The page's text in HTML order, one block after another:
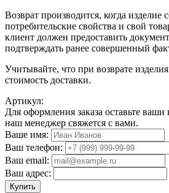
Возврат производится, когда изделие
потребительские свойства и свой
клиент должен предоставить
подтверждать ранее совершенный
Учитывайте, что при возврате
стоимость доставки.
Артикул:
Для оформления заказа оставьте
наш менеджер свяжется с вами.
Ваше имя:
Ваш телефон:
Ваш email:
Ваш адрес:
Купить